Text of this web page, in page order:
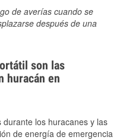
de averías cuando se
después de una
son las
huracán en
los huracanes y las
de energía de emergencia